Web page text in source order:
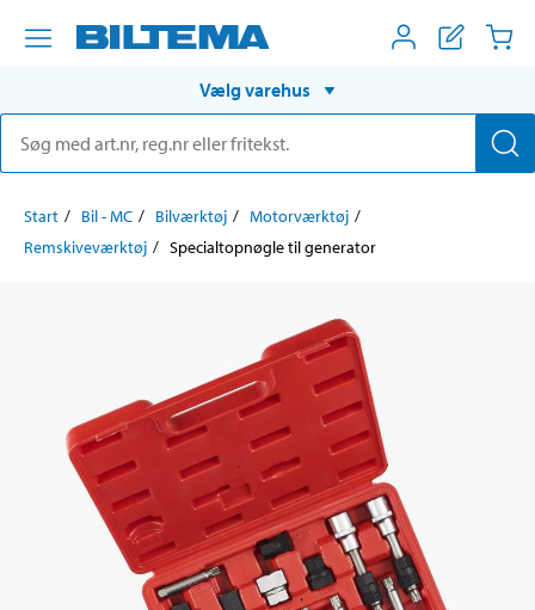
Vælg varehus
Start Bil - MC Bilværktøj
Motorværktøj
Remskiveværktøj
Specialtopnøgle til generator